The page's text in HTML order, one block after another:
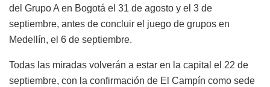
del Grupo A en Bogotá el 31 de agosto y el 3 de
septiembre, antes de concluir el juego de grupos en
Medellín, el 6 de septiembre.
Todas las miradas volverán a estar en la capital el 22 de
septiembre, con la confirmación de El Campín como sede